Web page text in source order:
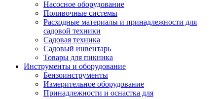
Насосное оборудование
Поливочные системы
Расходные материалы и принадлежности для
садовой техники
Садовая техника
Садовый инвентарь
Товары для пикника
Инструменты и оборудование
Бензоинструменты
Измерительное оборудование
Принадлежности и оснастка для